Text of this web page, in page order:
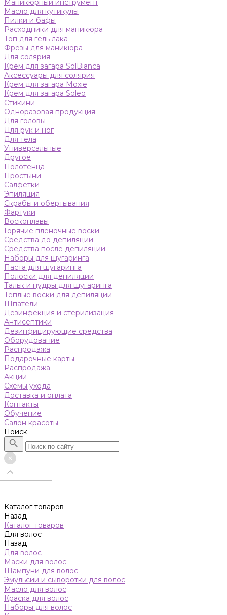
Маникюрный инструмент
Масло для кутикулы
Пилки и бафы
Расходники для маникюра
Топ для гель лака
Фрезы для маникюра
Для солярия
Крем для загара SolBianca
Аксессуары для солярия
Крем для загара Moxie
Крем для загара Soleo
Стикини
Одноразовая продукция
Для головы
Для рук и ног
Для тела
Универсальные
Другое
Полотенца
Простыни
Салфетки
Эпиляция
Скрабы и обертывания
Фартуки
Воскоплавы
Горячие пленочные воски
Средства до депиляции
Средства после депиляции
Наборы для шугаринга
Паста для шугаринга
Полоски для депиляции
Тальк и пудры для шугаринга
Теплые воски для депиляции
Шпатели
Дезинфекция и стерилизация
Антисептики
Дезинфицирующие средства
Оборудование
Распродажа
Подарочные карты
Распродажа
Акции
Схемы ухода
Доставка и оплата
Контакты
Обучение
Салон красоты
Поиск
Каталог товаров
Назад
Каталог товаров
Для волос
Назад
Для волос
Маски для волос
Шампуни для волос
Эмульсии и сыворотки для волос
Масло для волос
Краска для волос
Наборы для волос